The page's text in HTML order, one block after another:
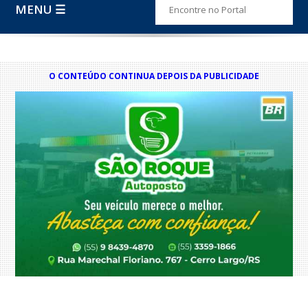
MENU ☰
O CONTEÚDO CONTINUA DEPOIS DA PUBLICIDADE